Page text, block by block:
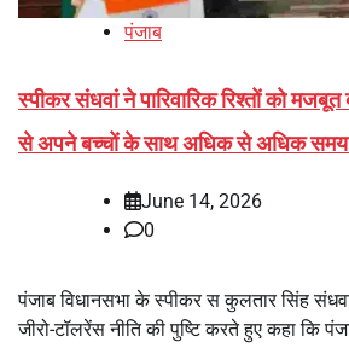
पंजाब
स्पीकर संधवां ने पारिवारिक रिश्तों को मजबूत
से अपने बच्चों के साथ अधिक से अधिक समय
June 14, 2026
0
पंजाब विधानसभा के स्पीकर स कुलतार सिंह
जीरो-टॉलरेंस नीति की पुष्टि करते हुए कहा कि